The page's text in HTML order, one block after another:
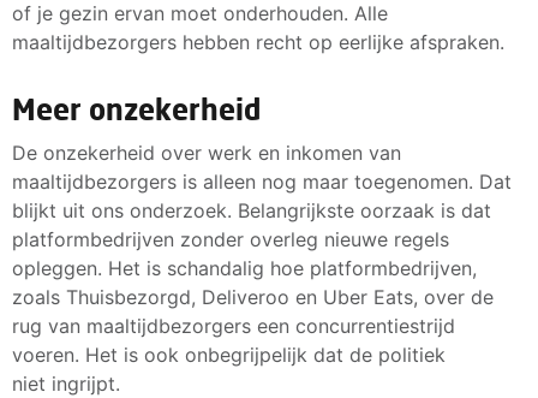
of je gezin ervan moet onderhouden. Alle
maaltijdbezorgers hebben recht op eerlijke afspraken.
Meer onzekerheid
De onzekerheid over werk en inkomen van
maaltijdbezorgers is alleen nog maar toegenomen. Dat
blijkt uit ons onderzoek. Belangrijkste oorzaak is dat
platformbedrijven zonder overleg nieuwe regels
opleggen. Het is schandalig hoe platformbedrijven,
zoals Thuisbezorgd, Deliveroo en Uber Eats, over de
rug van maaltijdbezorgers een concurrentiestrijd
voeren. Het is ook onbegrijpelijk dat de politiek
niet ingrijpt.